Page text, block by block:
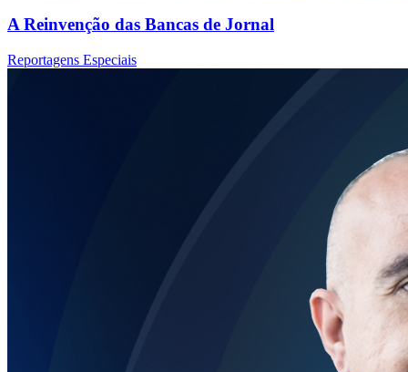
A Reinvenção das Bancas de Jornal
Reportagens Especiais